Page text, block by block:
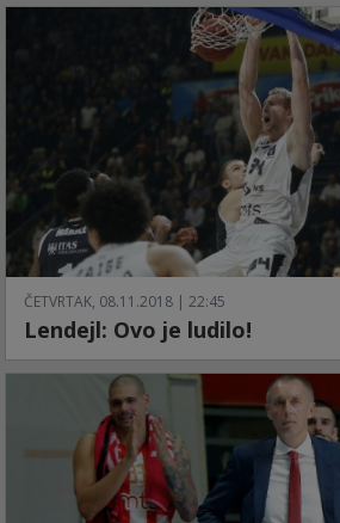
ČETVRTAK, 08.11.2018 | 22:45
Lendejl: Ovo je ludilo!